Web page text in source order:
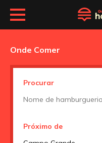
Onde Comer
Procurar
Próximo de